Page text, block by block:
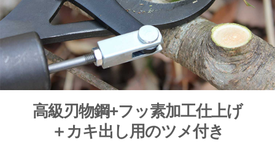
高級刃物鋼+フッ素加工仕上げ
＋カキ出し用のツメ付き